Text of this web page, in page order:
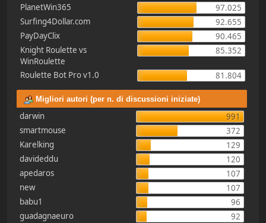
PlanetWin365
97.025
Surfing4Dollar.com
92.655
PayDayClix
90.465
Knight Roulette vs
WinRoulette
85.352
Roulette Bot Pro v1.0 81.804
Migliori autori (per n. di discussioni iniziate)
darwin
991
smartmouse
372
Karelking
129
davideddu
120
apedaros
107
new
107
babu1
96
guadagnaeuro
92